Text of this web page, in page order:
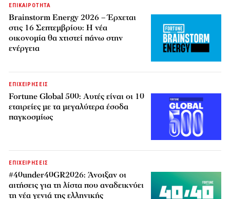
ΕΠΙΚΑΙΡΟΤΗΤΑ
Brainstorm Energy 2026 – Έρχεται
στις 16 Σεπτεμβρίου: Η νέα
οικονομία θα χτιστεί πάνω στην
ενέργεια
ΕΠΙΧΕΙΡΗΣΕΙΣ
Fortune Global 500: Αυτές είναι οι 10
εταιρείες με τα μεγαλύτερα έσοδα
παγκοσμίως
ΕΠΙΧΕΙΡΗΣΕΙΣ
#40under40GR2026: Άνοιξαν οι
αιτήσεις για τη λίστα που αναδεικνύει
τη νέα γενιά της ελληνικής